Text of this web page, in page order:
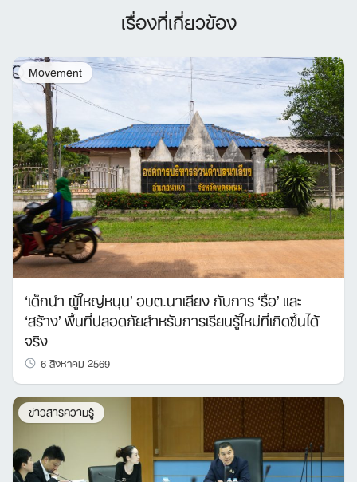
เรื่องที่เกี่ยวข้อง
Movement
‘เด็กนำ ผู้ใหญ่หนุน’ อบต.นาเลียง กับการ ‘รื้อ’ และ
‘สร้าง’ พื้นที่ปลอดภัยสำหรับการเรียนรู้ใหม่ที่เกิดขึ้นได้
จริง
6 สิงหาคม 2569
ข่าวสารความรู้